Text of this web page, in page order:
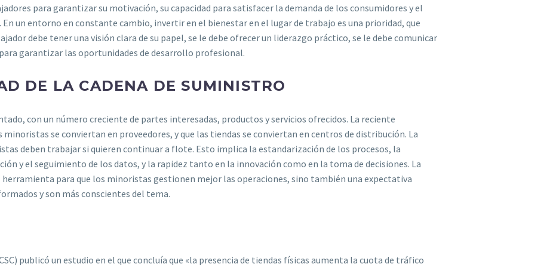
para garantizar su motivación, su capacidad para satisfacer la demanda de los consumidores y el
un entorno en constante cambio, invertir en el bienestar en el lugar de trabajo es una prioridad, que
debe tener una visión clara de su papel, se le debe ofrecer un liderazgo práctico, se le debe comunicar
garantizar las oportunidades de desarrollo profesional.
DE LA CADENA DE SUMINISTRO
con un número creciente de partes interesadas, productos y servicios ofrecidos. La reciente
se conviertan en proveedores, y que las tiendas se conviertan en centros de distribución. La
deben trabajar si quieren continuar a flote. Esto implica la estandarización de los procesos, la
y el seguimiento de los datos, y la rapidez tanto en la innovación como en la toma de decisiones. La
herramienta para que los minoristas gestionen mejor las operaciones, sino también una expectativa
y son más conscientes del tema.
publicó un estudio en el que concluía que «la presencia de tiendas físicas aumenta la cuota de tráfico